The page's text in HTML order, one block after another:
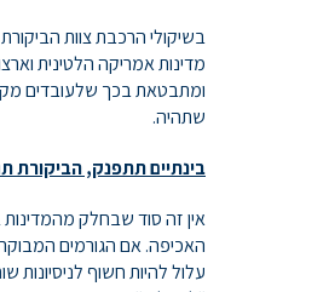
בשיקולי הרכבת צוות
מדינות אמריקה הלטינית
ומתבטאת בכך שלעובדים
שתהיה.
בינתיים תתפנק, הביקורת
אין זה סוד שבחלק מהמדינות
האכיפה. אם הגורמים
עלול להיות חשוף לניסיונות